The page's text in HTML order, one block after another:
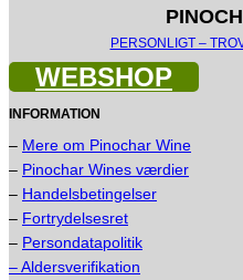
PERSONLIGT –
WEBSHOP
INFORMATION
– Mere om Pinochar Wine
– Pinochar Wines værdier
– Handelsbetingelser
– Fortrydelsesret
– Persondatapolitik
– Aldersverifikation